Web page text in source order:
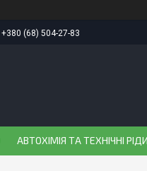
+380 (68) 504-27-83
АВТОХІМІЯ ТА ТЕХНІЧНІ